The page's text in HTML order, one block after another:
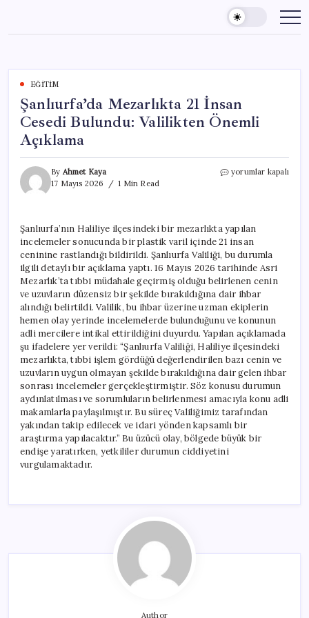
content
EĞITIM
Şanlıurfa’da Mezarlıkta 21 İnsan
Cesedi Bulundu: Valilikten Önemli
Açıklama
By Ahmet Kaya
17 Mayıs 2026
1 Min Read
Şanlıurfa’da
Bulundu:
Valilikten
Önemli
Açıklama
yorumlar kapalı
Şanlıurfa’nın Haliliye ilçesindeki bir mezarlıkta yapılan
incelemeler sonucunda bir plastik varil içinde 21 insan
ceninine rastlandığı bildirildi. Şanlıurfa Valiliği, bu durumla
ilgili detaylı bir açıklama yaptı. 16 Mayıs 2026 tarihinde Asri
Mezarlık’ta tıbbi müdahale geçirmiş olduğu belirlenen cenin
ve uzuvların düzensiz bir şekilde bırakıldığına dair ihbar
alındığı belirtildi. Valilik, bu ihbar üzerine uzman ekiplerin
hemen olay yerinde incelemelerde bulunduğunu ve konunun
adli mercilere intikal ettirildiğini duyurdu. Yapılan açıklamada
şu ifadelere yer verildi: “Şanlıurfa Valiliği, Haliliye ilçesindeki
mezarlıkta, tıbbi işlem gördüğü değerlendirilen bazı cenin ve
uzuvların uygun olmayan şekilde bırakıldığına dair gelen ihbar
sonrası incelemeler gerçekleştirmiştir. Söz konusu durumun
aydınlatılması ve sorumluların belirlenmesi amacıyla konu adli
makamlarla paylaşılmıştır. Bu süreç Valiliğimiz tarafından
yakından takip edilecek ve idari yönden kapsamlı bir
araştırma yapılacaktır.” Bu üzücü olay, bölgede büyük bir
endişe yaratırken, yetkililer durumun ciddiyetini
vurgulamaktadır.
Author